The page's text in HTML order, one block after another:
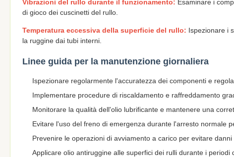
Vibrazioni del rullo durante il funzionamento: Esaminare i
di gioco dei cuscinetti del rullo.
Temperatura eccessiva della superficie del rullo: Ispezionare i
la ruggine dai tubi interni.
Linee guida per la manutenzione giornaliera
Ispezionare regolarmente l'accuratezza dei componenti e
Implementare procedure di riscaldamento e raffreddamento
Monitorare la qualità dell'olio lubrificante e mantenere una
Evitare l'uso del freno di emergenza durante l'arresto normale
Prevenire le operazioni di avviamento a carico per evitare
Applicare olio antiruggine alle superfici dei rulli durante i periodi